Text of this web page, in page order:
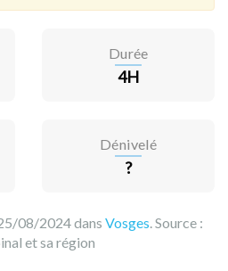
Durée
4H
Dénivelé
?
08/2024 dans Vosges. Source :
et sa région